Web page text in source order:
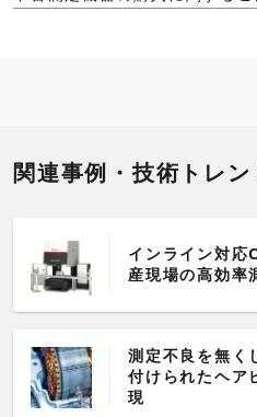
関連事例・技術トレン
インライン対応
産現場の高効率
測定不良を無く
付けられたヘア
現